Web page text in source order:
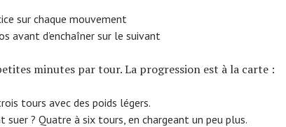
sur chaque mouvement
avant d’enchaîner sur le suivant
minutes par tour. La progression est à la carte :
tours avec des poids légers.
suer ? Quatre à six tours, en chargeant un peu plus.